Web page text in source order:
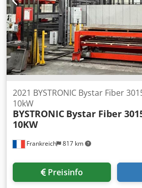
ausgestattet, um den
Schneidprozesses zu reduzieren.
Werkstückabmessungen (L x B):
CO2 Chedpfx Asy R Ecxemrja
Schneidkopf 5" 1x Schneidkopf 7,5"
Frankreich 817 km
2021 BYSTRONIC Bystar Fiber
10kW
BYSTRONIC Bystar Fiber
10KW
Preisinfo